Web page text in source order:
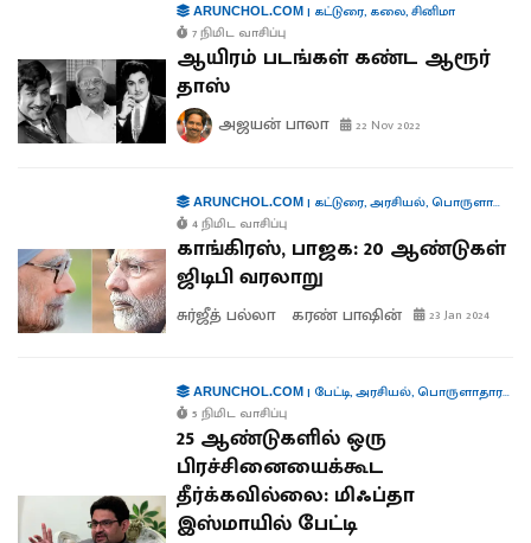
ARUNCHOL.COM| கட்டுரை, கலை,சினிமா
7 நிமிட வாசிப்பு
ஆயிரம் படங்கள் கண்ட ஆரூர்
தாஸ்
அஜயன் பாலா 22 Nov 2022
ARUNCHOL.COM| கட்டுரை,அரசியல்,பொருளாதாரம்
4 நிமிட வாசிப்பு
காங்கிரஸ், பாஜக: 20 ஆண்டுகள்
ஜிடிபி வரலாறு
சுர்ஜீத் பல்லா கரண் பாஷின் 23 Jan 2024
ARUNCHOL.COM| பேட்டி,அரசியல்,பொருளாதாரம்
5 நிமிட வாசிப்பு
25 ஆண்டுகளில் ஒரு
பிரச்சினையைக்கூட
தீர்க்கவில்லை: மிஃப்தா
இஸ்மாயில் பேட்டி